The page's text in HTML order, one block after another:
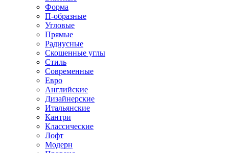
Форма
П-образные
Угловые
Прямые
Радиусные
Скошенные углы
Стиль
Современные
Евро
Английские
Дизайнерские
Итальянские
Кантри
Классические
Лофт
Модерн